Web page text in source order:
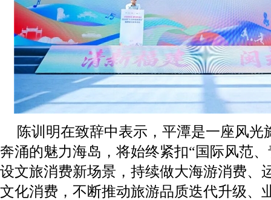
陈训明在致辞中表示，平潭是一座风光
奔涌的魅力海岛，将始终紧扣“国际风范
设文旅消费新场景，持续做大海游消费、
文化消费，不断推动旅游品质迭代升级、